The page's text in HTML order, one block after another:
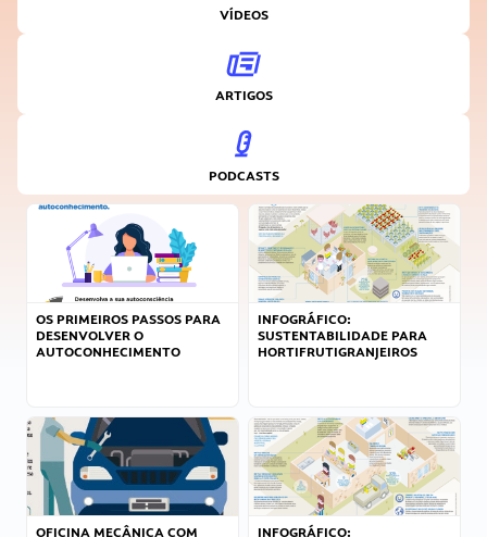
VÍDEOS
ARTIGOS
PODCASTS
OS PRIMEIROS PASSOS PARA
DESENVOLVER O
AUTOCONHECIMENTO
INFOGRÁFICO:
SUSTENTABILIDADE PARA
HORTIFRUTIGRANJEIROS
OFICINA MECÂNICA COM
INFOGRÁFICO: